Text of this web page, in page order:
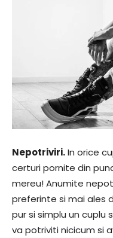
Nepotriviri.In orice
certuri pornite din
mereu! Anumite
preferinte si mai ales
pur si simplu un cuplu
va potriviti nicicum si